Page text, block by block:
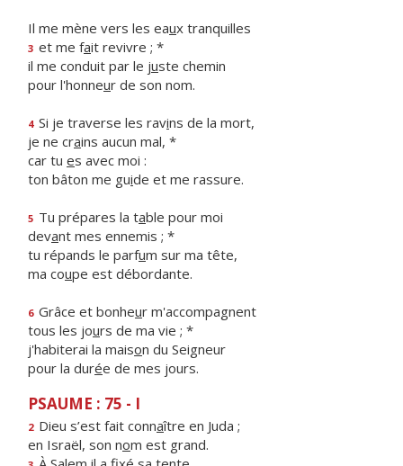
Il me mène vers les eaux tranquilles
3 et me fait revivre ; *
il me conduit par le juste chemin
pour l'honneur de son nom.
4 Si je traverse les ravins de la mort,
je ne crains aucun mal, *
car tu es avec moi :
ton bâton me guide et me rassure.
5 Tu prépares la table pour moi
devant mes ennemis ; *
tu répands le parfum sur ma tête,
ma coupe est débordante.
6 Grâce et bonheur m'accompagnent
tous les jours de ma vie ; *
j'habiterai la maison du Seigneur
pour la durée de mes jours.
PSAUME : 75 - I
2 Dieu s’est fait connaître en Juda ;
en Israël, son nom est grand.